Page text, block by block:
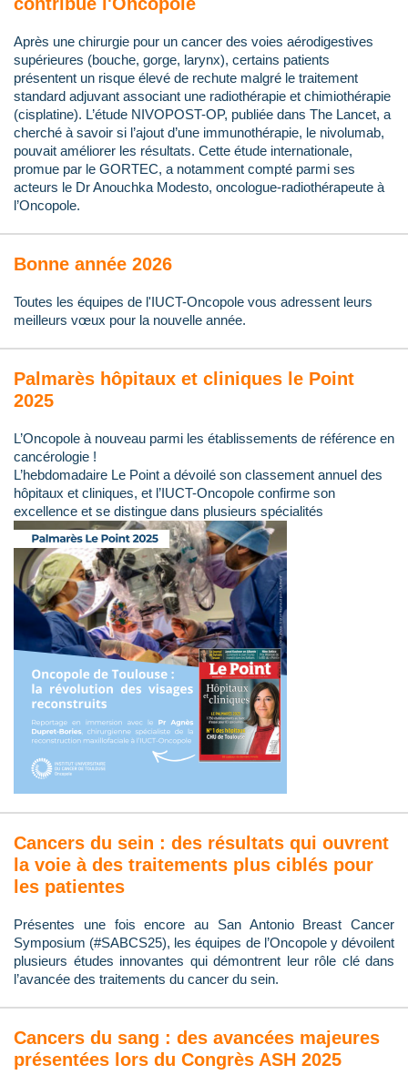
Après une chirurgie pour un cancer des voies aérodigestives
supérieures (bouche, gorge, larynx), certains patients
présentent un risque élevé de rechute malgré le traitement
standard adjuvant associant une radiothérapie et chimiothérapie
(cisplatine). L’étude NIVOPOST-OP, publiée dans The Lancet, a
cherché à savoir si l’ajout d’une immunothérapie, le nivolumab,
pouvait améliorer les résultats. Cette étude internationale,
promue par le GORTEC, a notamment compté parmi ses
acteurs le Dr Anouchka Modesto, oncologue-radiothérapeute à
l’Oncopole.
Bonne année 2026
Toutes les équipes de l'IUCT-Oncopole vous adressent leurs
meilleurs vœux pour la nouvelle année.
Palmarès hôpitaux et cliniques le Point
2025
L’Oncopole à nouveau parmi les établissements de référence en
cancérologie !
L’hebdomadaire Le Point a dévoilé son classement annuel des
hôpitaux et cliniques, et l’IUCT-Oncopole confirme son
excellence et se distingue dans plusieurs spécialités
Cancers du sein : des résultats qui ouvrent
la voie à des traitements plus ciblés pour
les patientes
Présentes une fois encore au San Antonio Breast Cancer
Symposium (#SABCS25), les équipes de l’Oncopole y dévoilent
plusieurs études innovantes qui démontrent leur rôle clé dans
l’avancée des traitements du cancer du sein.
Cancers du sang : des avancées majeures
présentées lors du Congrès ASH 2025